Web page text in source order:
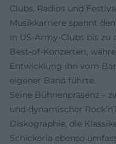
Clubs, Radios und
Musikkarriere spannt
in US-Army-Clubs bis
Best-of-Konzerten,
Entwicklung ihn vom
eigener Band führte.
Seine Bühnenpräsenz –
und dynamischer
Diskographie, die
Schickeria ebenso